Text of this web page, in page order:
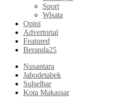
Sport
Wisata
Opini
Advertorial
Featured
Beranda25
Nusantara
Jabodetabek
Sulselbar
Kota Makassar